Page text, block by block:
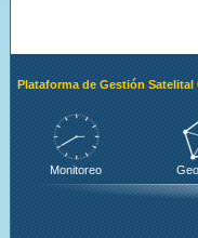
Plataforma de Gestión Satelital
Monitoreo